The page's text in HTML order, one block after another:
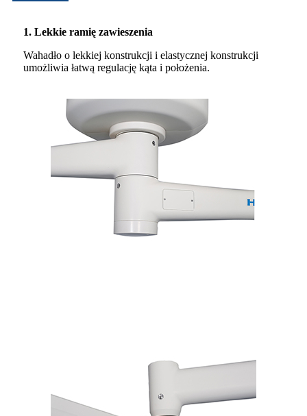
1. Lekkie ramię zawieszenia
Wahadło o lekkiej konstrukcji i elastycznej konstrukcji
umożliwia łatwą regulację kąta i położenia.